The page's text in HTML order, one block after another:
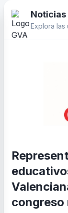
Noticias
Explora las
congreso